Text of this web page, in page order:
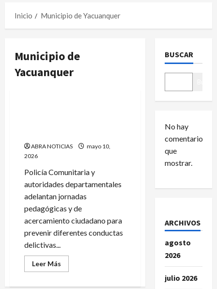
Inicio
Municipio de Yacuanquer
Municipio de
Yacuanquer
ABRA NOTICIAS
mayo 10,
2026
Policía Comunitaria y
autoridades departamentales
adelantan jornadas
pedagógicas y de
acercamiento ciudadano para
prevenir diferentes conductas
delictivas...
Leer Más
más
BUSCAR
No hay
comentarios
que
mostrar.
ARCHIVOS
agosto
2026
julio 2026